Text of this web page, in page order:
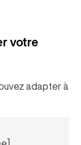
votre
adapter à